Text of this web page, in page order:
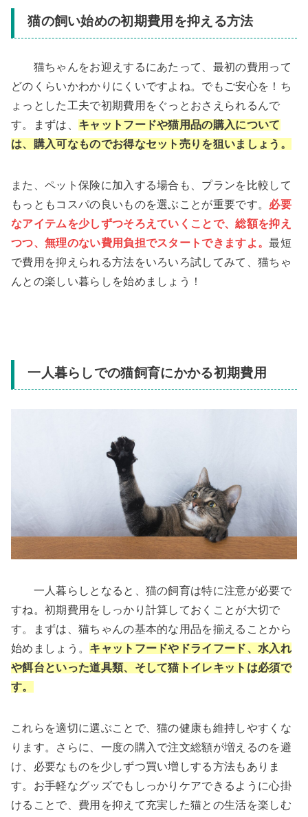
猫の飼い始めの初期費用を抑える方法
猫ちゃんをお迎えするにあたって、最初の費用って
どのくらいかわかりにくいですよね。でもご安心を！ち
ょっとした工夫で初期費用をぐっとおさえられるんで
す。まずは、 キャットフードや猫用品の購入について
は、購入可なものでお得なセット売りを狙いましょう。
また、ペット保険に加入する場合も、プランを比較して
もっともコスパの良いものを選ぶことが重要です。 必要
なアイテムを少しずつそろえていくことで、総額を抑え
つつ、無理のない費用負担でスタートできますよ。最短
で費用を抑えられる方法をいろいろ試してみて、猫ちゃ
んとの楽しい暮らしを始めましょう！
一人暮らしでの猫飼育にかかる初期費用
一人暮らしとなると、猫の飼育は特に注意が必要で
すね。初期費用をしっかり計算しておくことが大切で
す。まずは、猫ちゃんの基本的な用品を揃えることから
始めましょう。 キャットフードやドライフード、水入れ
や餌台といった道具類、そして猫トイレキットは必須で
す。
これらを適切に選ぶことで、猫の健康も維持しやすくな
ります。さらに、一度の購入で注文総額が増えるのを避
け、必要なものを少しずつ買い増しする方法もありま
す。お手軽なグッズでもしっかりケアできるように心掛
けることで、費用を抑えて充実した猫との生活を楽しむ